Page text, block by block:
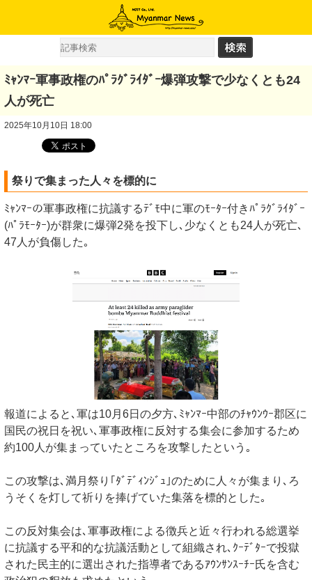
ﾐｬﾝﾏｰ軍事政権のﾊﾟﾗｸﾞﾗｲﾀﾞｰ爆弾攻撃で少なくとも24
人が死亡
2025年10月10日 18:00
祭りで集まった人々を標的に
ﾐｬﾝﾏｰの軍事政権に抗議するﾃﾞﾓ中に軍のﾓｰﾀｰ付きﾊﾟﾗｸﾞﾗｲﾀﾞｰ
(ﾊﾟﾗﾓｰﾀｰ)が群衆に爆弾2発を投下し､少なくとも24人が死亡､
47人が負傷した｡
報道によると､軍は10月6日の夕方､ﾐｬﾝﾏｰ中部のﾁｬｳﾝｳｰ郡区に
国民の祝日を祝い､軍事政権に反対する集会に参加するため
約100人が集まっていたところを攻撃したという｡
この攻撃は､満月祭り｢ﾀﾞﾃﾞｨﾝｼﾞｭ｣のために人々が集まり､ろ
うそくを灯して祈りを捧げていた集落を標的とした｡
この反対集会は､軍事政権による徴兵と近々行われる総選挙
に抗議する平和的な抗議活動として組織され､ｸｰﾃﾞﾀｰで投獄
された民主的に選出された指導者であるｱｳﾝｻﾝｽｰﾁｰ氏を含む